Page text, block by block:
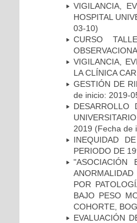
VIGILANCIA,
HOSPITAL
03-10)
CURSO
VIGILANCIA,
LA CLÍNICA
GESTIÓN DE
de inicio: 2019-
DESARROLLO
2019 (Fecha de
INEQUIDAD
PERIODO DE
"ASOCIACIÓN
ANORMALIDAD
POR
BAJO PESO
COHORTE,
EVALUACIÓN